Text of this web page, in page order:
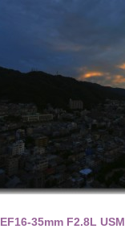
EF16-35mm F2.8L USM